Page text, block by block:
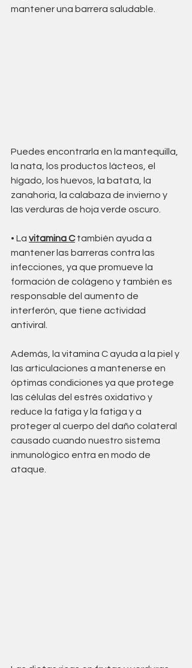
mantener una barrera saludable.
Puedes encontrarla en la mantequilla,
la nata, los productos lácteos, el
hígado, los huevos, la batata, la
zanahoria, la calabaza de invierno y
las verduras de hoja verde oscuro.
• La vitamina C también ayuda a
mantener las barreras contra las
infecciones, ya que promueve la
formación de colágeno y también es
responsable del aumento de
interferón, que tiene actividad
antiviral.
Además, la vitamina C ayuda a la piel y
las articulaciones a mantenerse en
óptimas condiciones ya que protege
las células del estrés oxidativo y
reduce la fatiga y la fatiga y a
proteger al cuerpo del daño colateral
causado cuando nuestro sistema
inmunológico entra en modo de
ataque.